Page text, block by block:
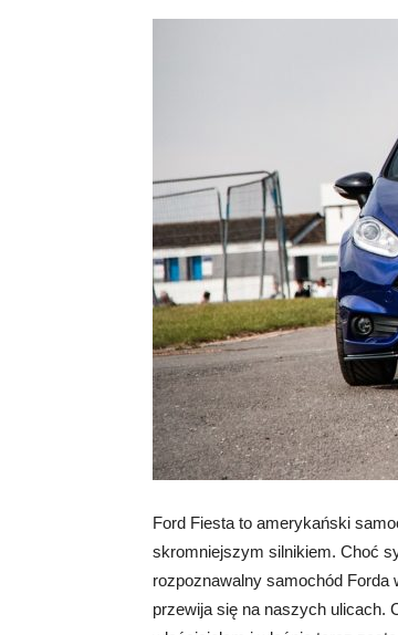
Ford Fiesta to amerykański
skromniejszym silnikiem. Choć
rozpoznawalny samochód
przewija się na naszych ulicach.